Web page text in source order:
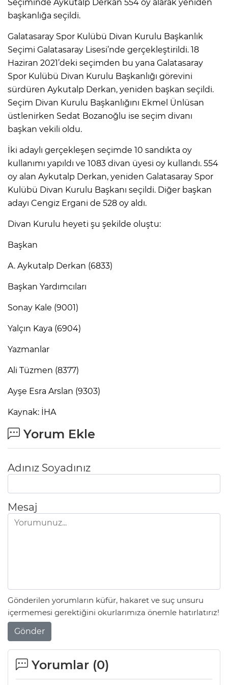
Seçiminde Aykutalp Derkan 554 oy alarak yeniden
başkanlığa seçildi.
Galatasaray Spor Kulübü Divan Kurulu Başkanlık
Seçimi Galatasaray Lisesi’nde gerçekleştirildi. 18
Haziran 2021’deki seçimden bu yana Galatasaray
Spor Kulübü Divan Kurulu Başkanlığı görevini
sürdüren Aykutalp Derkan, yeniden başkan seçildi.
Seçim Divan Kurulu Başkanlığını Ekmel Ünlüsan
üstlenirken Sedat Bozanoğlu ise seçim divanı
başkan vekili oldu.
İki adaylı gerçekleşen seçimde 10 sandıkta oy
kullanımı yapıldı ve 1083 divan üyesi oy kullandı. 554
oy alan Aykutalp Derkan, yeniden Galatasaray Spor
Kulübü Divan Kurulu Başkanı seçildi. Diğer başkan
adayı Cengiz Ergani de 528 oy aldı.
Divan Kurulu heyeti şu şekilde oluştu:
Başkan
A. Aykutalp Derkan (6833)
Başkan Yardımcıları
Sonay Kale (9001)
Yalçın Kaya (6904)
Yazmanlar
Ali Tüzmen (8377)
Ayşe Esra Arslan (9303)
Kaynak: İHA
Yorum Ekle
Adınız Soyadınız
Mesaj
Gönderilen yorumların küfür, hakaret ve suç unsuru
içermemesi gerektiğini okurlarımıza önemle hatırlatırız!
Gönder
Yorumlar (0)